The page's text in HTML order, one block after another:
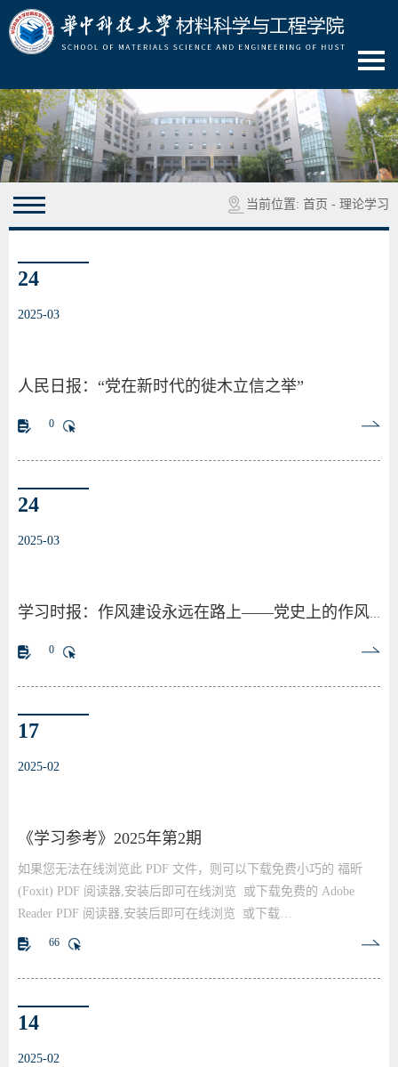
当前位置: 首页 - 理论学习
24
2025-03
人民日报：“党在新时代的徙木立信之举”
0
24
2025-03
0
17
2025-02
《学习参考》2025年第2期
如果您无法在线浏览此 PDF 文件，则可以下载免费小巧的 福昕
(Foxit) PDF 阅读器,安装后即可在线浏览 或下载免费的 Adobe
Reader PDF 阅读器,安装后即可在线浏览 或下载…
66
14
2025-02